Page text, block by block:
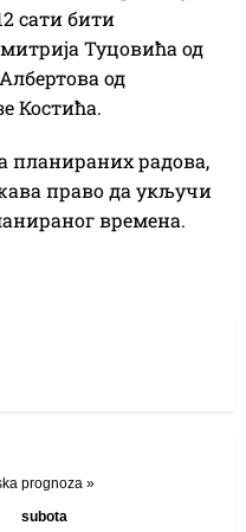
сати бити
Туцовића од
од
Костића.
планираних радова,
право да укључи
времена.